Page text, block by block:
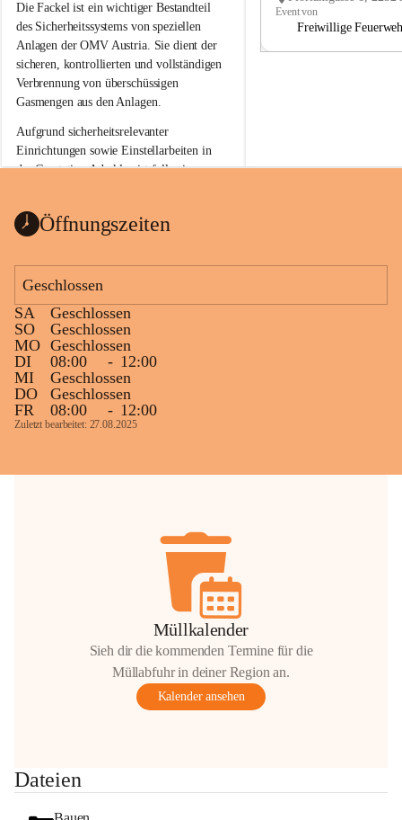
a
a
Die Fackel ist ein wichtiger Bestandteil
des Sicherheitssystems von speziellen
Anlagen der OMV Austria. Sie dient der
sicheren, kontrollierten und vollständigen
Verbrennung von überschüssigen
Gasmengen aus den Anlagen.
Aufgrund sicherheitsrelevanter
Einrichtungen sowie Einstellarbeiten in
der Gasstation Aderklaa ist fallweise
kommenden Tagen und Wochen wird
sein.
Die OMV Austria ist bemüht, für die
Bevölkerung ungewohnte, jedoch
technisch notwendige Betriebszustände so
kurz wie möglich zu halten.
Wir bitten daher die umliegende
Bevölkerung um Verständnis.
anrainer-service@omv.com
Bei Fragen, Anliegen oder Beschwerden.
Die OMV wird im Zuge von
Event von
Freiwillige
Öffnungszeiten
Geschlossen
SA
Geschlossen
SO
Geschlossen
MO Geschlossen
DI
08:00 - 12:00
MI
Geschlossen
DO
Geschlossen
FR
08:00 - 12:00
Zuletzt bearbeitet: 27.08.2025
Müllkalender
Sieh dir die kommenden Termine für die
Müllabfuhr in deiner Region an.
Kalender ansehen
Dateien